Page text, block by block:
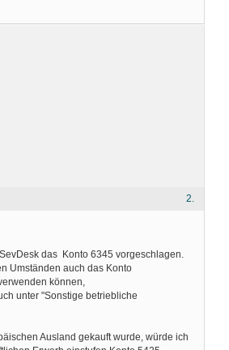
2.
das Konto 6345 vorgeschlagen.
Umständen auch das Konto
können,
unter "Sonstige betriebliche
Ausland gekauft wurde, würde ich